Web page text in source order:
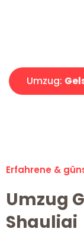
Umzug:
Erfahrene &
Umzug
Shauliai